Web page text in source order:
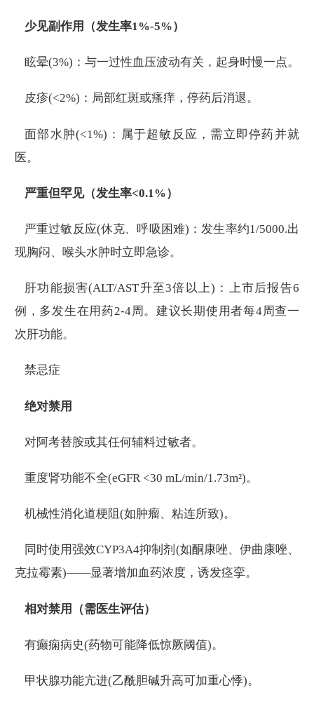
少见副作用（发生率1%-5%）
眩晕(3%)：与一过性血压波动有关，起身时慢一点。
皮疹(<2%)：局部红斑或瘙痒，停药后消退。
面部水肿(<1%)：属于超敏反应，需立即停药并就
医。
严重但罕见（发生率<0.1%）
严重过敏反应(休克、呼吸困难)：发生率约1/5000.出
现胸闷、喉头水肿时立即急诊。
肝功能损害(ALT/AST升至3倍以上)：上市后报告6
例，多发生在用药2-4周。建议长期使用者每4周查一
次肝功能。
禁忌症
绝对禁用
对阿考替胺或其任何辅料过敏者。
重度肾功能不全(eGFR <30 mL/min/1.73m²)。
机械性消化道梗阻(如肿瘤、粘连所致)。
同时使用强效CYP3A4抑制剂(如酮康唑、伊曲康唑、
克拉霉素)——显著增加血药浓度，诱发痉挛。
相对禁用（需医生评估）
有癫痫病史(药物可能降低惊厥阈值)。
甲状腺功能亢进(乙酰胆碱升高可加重心悸)。